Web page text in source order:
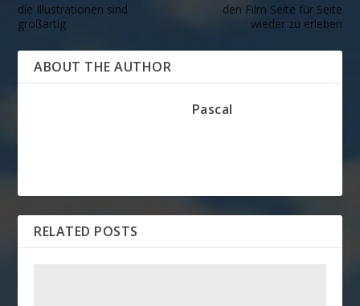
die Illustrationen sind
großartig
den Film Seite für Seite
wieder zu erleben
ABOUT THE AUTHOR
Pascal
RELATED POSTS